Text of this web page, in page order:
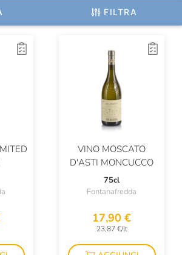
FILTRA
De L'Eglise
VINO MOSCATO
D'ASTI MONCUCCO
75cl
Fontanafredda
17,90 €
23,87 €/lt